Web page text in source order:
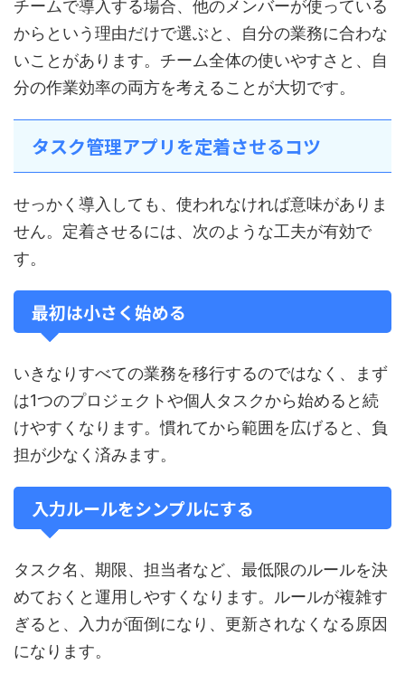
チームで導入する場合、他のメンバーが使っている
からという理由だけで選ぶと、自分の業務に合わな
いことがあります。チーム全体の使いやすさと、自
分の作業効率の両方を考えることが大切です。
タスク管理アプリを定着させるコツ
せっかく導入しても、使われなければ意味がありま
せん。定着させるには、次のような工夫が有効で
す。
最初は小さく始める
いきなりすべての業務を移行するのではなく、まず
は1つのプロジェクトや個人タスクから始めると続
けやすくなります。慣れてから範囲を広げると、負
担が少なく済みます。
入力ルールをシンプルにする
タスク名、期限、担当者など、最低限のルールを決
めておくと運用しやすくなります。ルールが複雑す
ぎると、入力が面倒になり、更新されなくなる原因
になります。